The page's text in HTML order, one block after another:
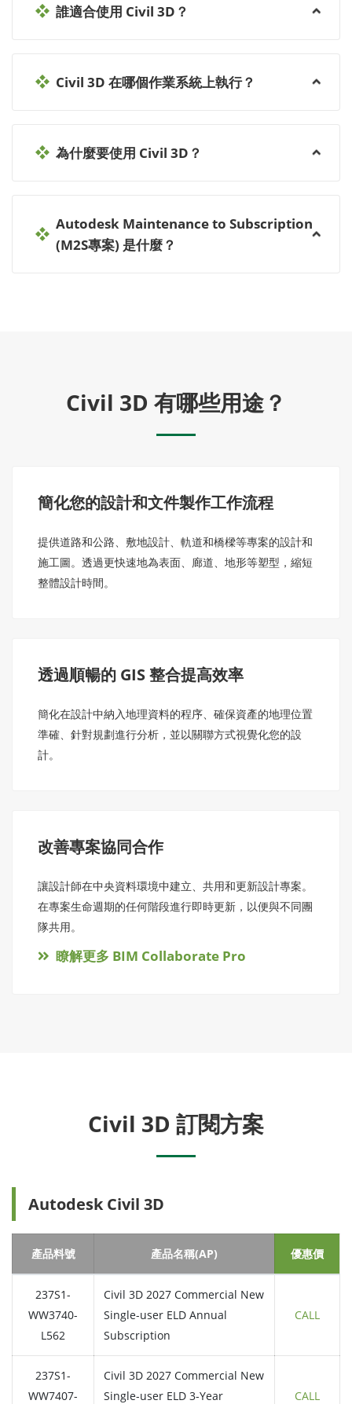
誰適合使用 Civil 3D？
Civil 3D 在哪個作業系統上執行？
為什麼要使用 Civil 3D？
Autodesk Maintenance to Subscription
(M2S專案) 是什麼？
Civil 3D 有哪些用途？
簡化您的設計和文件製作工作流程
提供道路和公路、敷地設計、軌道和橋樑等專案的設計和
施工圖。透過更快速地為表面、廊道、地形等塑型，縮短
整體設計時間。
透過順暢的 GIS 整合提高效率
簡化在設計中納入地理資料的程序、確保資產的地理位置
準確、針對規劃進行分析，並以關聯方式視覺化您的設
計。
改善專案協同合作
讓設計師在中央資料環境中建立、共用和更新設計專案。
在專案生命週期的任何階段進行即時更新，以便與不同團
隊共用。
瞭解更多 BIM Collaborate Pro
Civil 3D 訂閱方案
Autodesk Civil 3D
產品料號 產品名稱(AP) 優惠價
237S1-
WW3740-
L562
Civil 3D 2027 Commercial New
Single-user ELD Annual
Subscription
CALL
237S1-
WW7407-
Civil 3D 2027 Commercial New
Single-user ELD 3-Year
CALL